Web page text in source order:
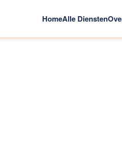
HomeAlle Diensten